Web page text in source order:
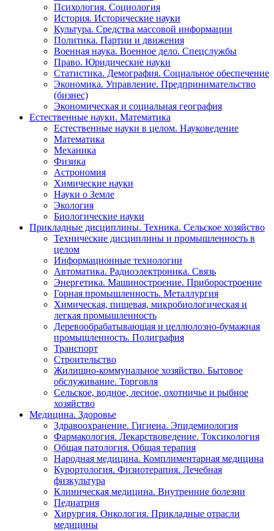
Психология. Социология
История. Исторические науки
Культура. Средства массовой информации
Политика. Партии и движения
Военная наука. Военное дело. Спецслужбы
Право. Юридические науки
Статистика. Демография. Социальное обеспечение
Экономика. Управление. Предпринимательство
(бизнес)
Экономическая и социальная география
Естественные науки. Математика
Естественные науки в целом. Науковедение
Математика
Механика
Физика
Астрономия
Химические науки
Науки о Земле
Экология
Биологические науки
Прикладные дисциплины. Техника. Сельское хозяйство
Технические дисциплины и промышленность в
целом
Информационные технологии
Автоматика. Радиоэлектроника. Связь
Энергетика. Машиностроение. Приборостроение
Горная промышленность. Металлургия
Химическая, пищевая, микробиологическая и
легкая промышленность
Деревообрабатывающая и целлюлозно-бумажная
промышленность. Полиграфия
Транспорт
Строительство
Жилищно-коммунальное хозяйство. Бытовое
обслуживание. Торговля
Сельское, водное, лесное, охотничье и рыбное
хозяйство
Медицина. Здоровье
Здравоохранение. Гигиена. Эпидемиология
Фармакология. Лекарствоведение. Токсикология
Общая патология. Общая терапия
Народная медицина. Комплиментарная медицина
Курортология. Физиотерапия. Лечебная
физкультура
Клиническая медицина. Внутренние болезни
Педиатрия
Хирургия. Онкология. Прикладные отрасли
медицины